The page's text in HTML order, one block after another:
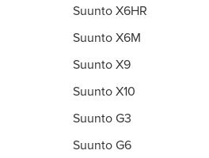
Suunto X6HR
Suunto X6M
Suunto X9
Suunto X10
Suunto G3
Suunto G6